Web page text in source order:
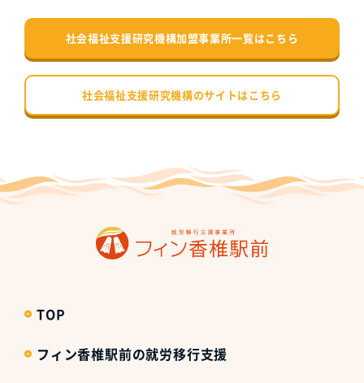
社会福祉支援研究機構加盟事業所一覧はこちら
社会福祉支援研究機構のサイトはこちら
TOP
フィン香椎駅前の就労移行支援